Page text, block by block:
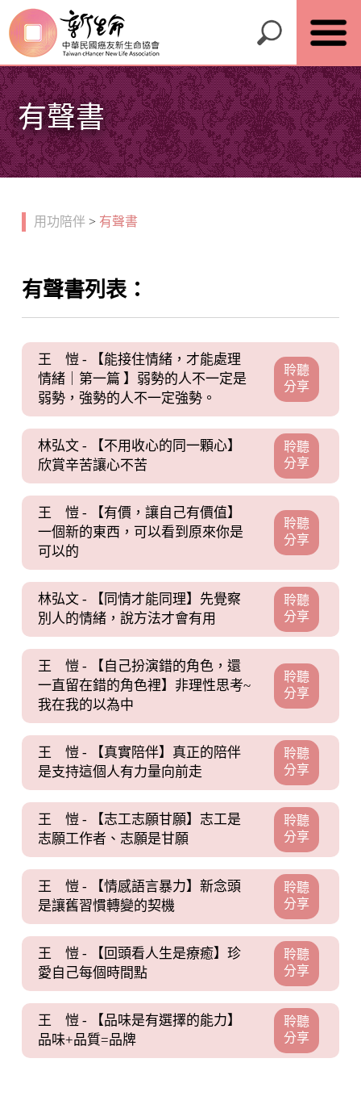
有聲書
用功陪伴 > 有聲書
有聲書列表：
王 愷 - 【能接住情緒，才能處理
情緒｜第一篇 】弱勢的人不一定是
弱勢，強勢的人不一定強勢。
聆聽
分享
林弘文 - 【不用收心的同一顆心】
欣賞辛苦讓心不苦
聆聽
分享
王 愷 - 【有價，讓自己有價值】
一個新的東西，可以看到原來你是
可以的
聆聽
分享
林弘文 - 【同情才能同理】先覺察
別人的情緒，說方法才會有用
聆聽
分享
王 愷 - 【自己扮演錯的角色，還
一直留在錯的角色裡】非理性思考~
我在我的以為中
聆聽
分享
王 愷 - 【真實陪伴】真正的陪伴
是支持這個人有力量向前走
聆聽
分享
王 愷 - 【志工志願甘願】志工是
志願工作者、志願是甘願
聆聽
分享
王 愷 - 【情感語言暴力】新念頭
是讓舊習慣轉變的契機
聆聽
分享
王 愷 - 【回頭看人生是療癒】珍
愛自己每個時間點
聆聽
分享
王 愷 - 【品味是有選擇的能力】
品味+品質=品牌
聆聽
分享